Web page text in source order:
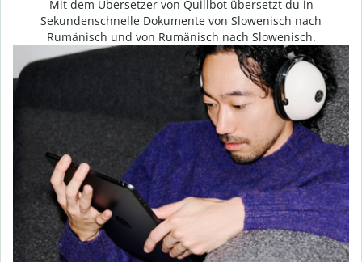
Mit dem Übersetzer von Quillbot übersetzt du in
Sekundenschnelle Dokumente von Slowenisch nach
Rumänisch und von Rumänisch nach Slowenisch.